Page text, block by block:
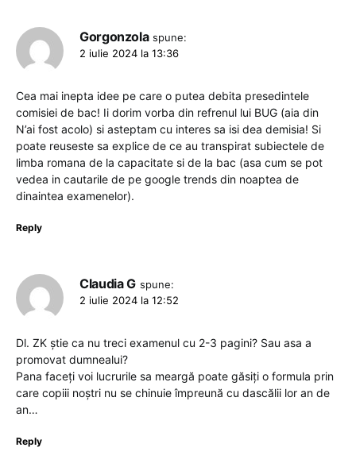
Gorgonzola spune:
2 iulie 2024 la 13:36
Cea mai inepta idee pe care o putea debita presedintele
comisiei de bac! Ii dorim vorba din refrenul lui BUG (aia din
N’ai fost acolo) si asteptam cu interes sa isi dea demisia! Si
poate reuseste sa explice de ce au transpirat subiectele de
limba romana de la capacitate si de la bac (asa cum se pot
vedea in cautarile de pe google trends din noaptea de
dinaintea examenelor).
Reply
Claudia G spune:
2 iulie 2024 la 12:52
Dl. ZK știe ca nu treci examenul cu 2-3 pagini? Sau asa a
promovat dumnealui?
Pana faceți voi lucrurile sa meargă poate găsiți o formula prin
care copiii noștri nu se chinuie împreună cu dascălii lor an de
an…
Reply